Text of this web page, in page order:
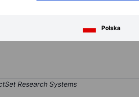
Polska
real estate investment trust. The
invest in outpatient facilities that are